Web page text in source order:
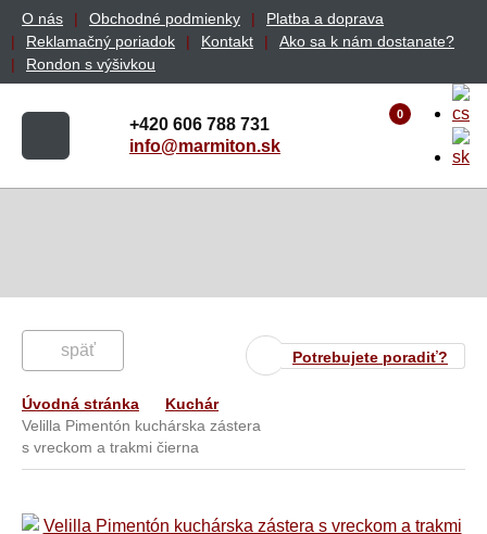
O nás Obchodné podmienky
Platba a doprava
Reklamačný poriadok
Kontakt
Ako sa k nám dostanate?
Rondon s výšivkou
+420 606 788 731
info@marmiton.sk
0
Potrebujete poradiť?
späť
Úvodná stránka
Kuchár
Velilla Pimentón kuchárska zástera
s vreckom a trakmi čierna